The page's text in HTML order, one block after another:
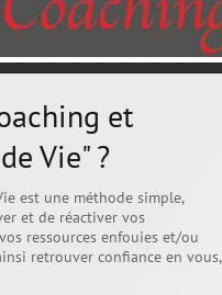
et
Vie" ?
est une méthode simple,
et de réactiver vos
ressources enfouies et/ou
retrouver confiance en vous,